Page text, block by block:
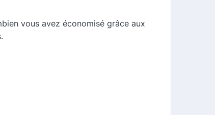
vous avez économisé grâce aux